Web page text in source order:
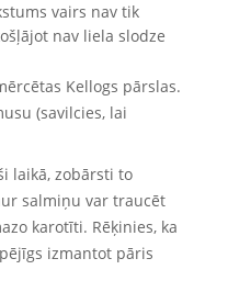
vairs nav tik
nav liela slodze
Kellogs pārslas.
(savilcies, lai
laikā, zobārsti to
salmiņu var traucēt
karotīti. Rēķinies, ka
izmantot pāris